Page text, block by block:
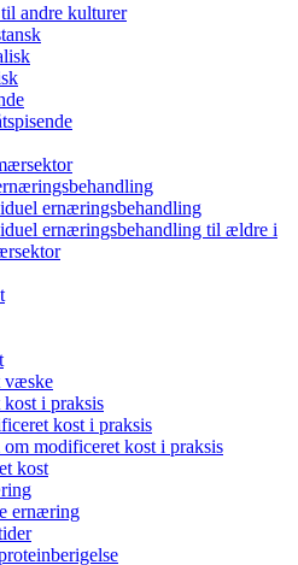
andre kulturer
ernæringsbehandling
ernæringsbehandling til ældre i
væske
i praksis
kost i praksis
om modificeret kost i praksis
kost
ernæring